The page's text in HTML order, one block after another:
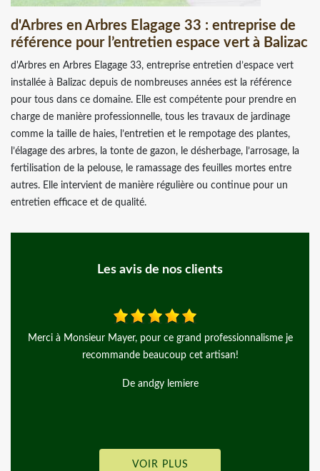
d'Arbres en Arbres Elagage 33 : entreprise de
référence pour l’entretien espace vert à Balizac
d'Arbres en Arbres Elagage 33, entreprise entretien d’espace vert
installée à Balizac depuis de nombreuses années est la référence
pour tous dans ce domaine. Elle est compétente pour prendre en
charge de manière professionnelle, tous les travaux de jardinage
comme la taille de haies, l’entretien et le rempotage des plantes,
l’élagage des arbres, la tonte de gazon, le désherbage, l’arrosage, la
fertilisation de la pelouse, le ramassage des feuilles mortes entre
autres. Elle intervient de manière régulière ou continue pour un
entretien efficace et de qualité.
Les avis de nos clients
ce grand professionnalisme je
cet artisan!
Rien à dire, si ce n’est qu’ils ont
ravis, travail au top, en plus d’avoir
VOIR PLUS